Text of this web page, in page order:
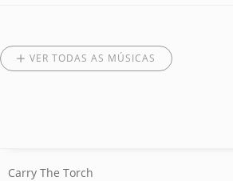
VER TODAS AS MÚSICAS
Carry The Torch